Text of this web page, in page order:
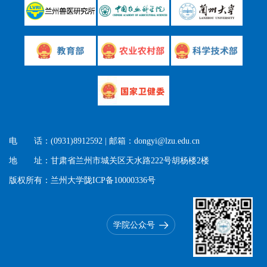
电 话：(0931)8912592 | 邮箱：dongyi@lzu.edu.cn
地 址：甘肃省兰州市城关区天水路222号胡杨楼2楼
版权所有：兰州大学陇ICP备10000336号
学院公众号